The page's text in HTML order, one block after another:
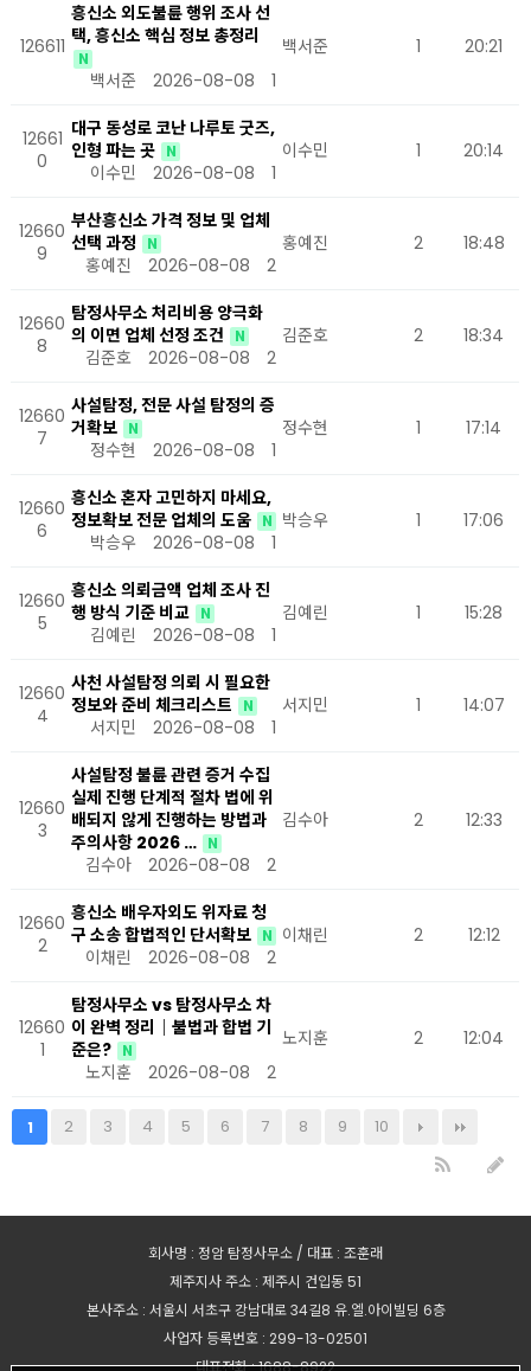
126611
흥신소 외도불륜 행위 조사 선
택, 흥신소 핵심 정보 총정리
N
백서준 2026-08-08 1
백서준 1 20:21
12661
0
대구 동성로 코난 나루토 굿즈,
인형 파는 곳
N
이수민 2026-08-08 1
이수민 1 20:14
12660
9
부산흥신소 가격 정보 및 업체
선택 과정
N
홍예진 2026-08-08 2
홍예진 2 18:48
12660
8
탐정사무소 처리비용 양극화
의 이면 업체 선정 조건
N
김준호 2026-08-08 2
김준호 2 18:34
12660
7
사설탐정, 전문 사설 탐정의 증
거확보
N
정수현 2026-08-08 1
정수현 1 17:14
12660
6
흥신소 혼자 고민하지 마세요,
정보확보 전문 업체의 도움
N
박승우 2026-08-08 1
박승우 1 17:06
12660
5
흥신소 의뢰금액 업체 조사 진
행 방식 기준 비교
N
김예린 2026-08-08 1
김예린 1 15:28
12660
4
사천 사설탐정 의뢰 시 필요한
정보와 준비 체크리스트
N
서지민 2026-08-08 1
서지민 1 14:07
12660
3
사설탐정 불륜 관련 증거 수집
실제 진행 단계적 절차 법에 위
배되지 않게 진행하는 방법과
주의사항 2026 …
N
김수아 2026-08-08 2
김수아 2 12:33
12660
2
흥신소 배우자외도 위자료 청
구 소송 합법적인 단서확보
N
이채린 2026-08-08 2
이채린 2 12:12
12660
1
탐정사무소 vs 탐정사무소 차
이 완벽 정리｜불법과 합법 기
준은?
N
노지훈 2026-08-08 2
노지훈 2 12:04
1 2 3 4 5 6 7 8 9 10
회사명 : 정암 탐정사무소 / 대표 : 조훈래
제주지사 주소 : 제주시 건입동 51
본사주소 : 서울시 서초구 강남대로 34길8 유.엘.아이빌딩 6층
사업자 등록번호 : 299-13-02501
대표전화 : 1688-8922